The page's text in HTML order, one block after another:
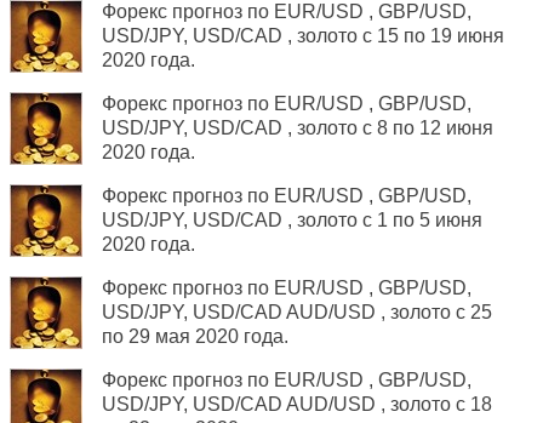
Форекс прогноз по EUR/USD , GBP/USD,
USD/JPY, USD/САD , золото с 15 по 19 июня
2020 года.
Форекс прогноз по EUR/USD , GBP/USD,
USD/JPY, USD/САD , золото с 8 по 12 июня
2020 года.
Форекс прогноз по EUR/USD , GBP/USD,
USD/JPY, USD/САD , золото с 1 по 5 июня
2020 года.
Форекс прогноз по EUR/USD , GBP/USD,
USD/JPY, USD/САD AUD/USD , золото с 25
по 29 мая 2020 года.
Форекс прогноз по EUR/USD , GBP/USD,
USD/JPY, USD/САD AUD/USD , золото с 18